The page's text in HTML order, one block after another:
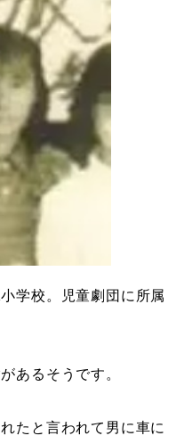
学校。児童劇団に所属
あるそうです。
たと言われて男に車に